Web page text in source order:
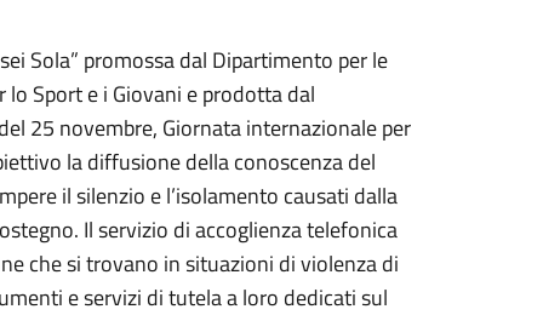
Sola” promossa dal Dipartimento per le
Sport e i Giovani e prodotta dal
25 novembre, Giornata internazionale per
la diffusione della conoscenza del
il silenzio e l’isolamento causati dalla
Il servizio di accoglienza telefonica
che si trovano in situazioni di violenza di
e servizi di tutela a loro dedicati sul